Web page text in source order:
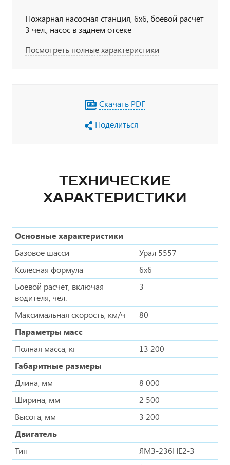
Пожарная насосная станция, 6х6, боевой расчет
3 чел., насос в заднем отсеке
Посмотреть полные характеристики
Скачать PDF
Поделиться
ТЕХНИЧЕСКИЕ
ХАРАКТЕРИСТИКИ
Основные характеристики
Базовое шасси
Урал 5557
Колесная формула
6x6
Боевой расчет, включая
водителя, чел.
3
Максимальная скорость, км/ч
80
Параметры масс
Полная масса, кг
13 200
Габаритные размеры
Длина, мм
8 000
Ширина, мм
2 500
Высота, мм
3 200
Двигатель
Тип
ЯМЗ-236НЕ2-3